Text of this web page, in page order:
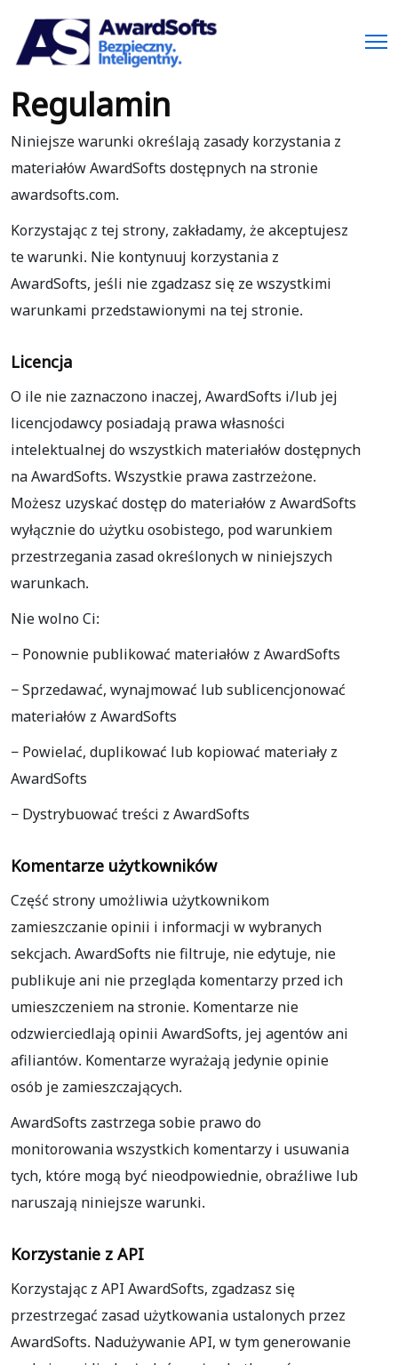
Regulamin
Niniejsze warunki określają zasady korzystania z
materiałów AwardSofts dostępnych na stronie
awardsofts.com.
Korzystając z tej strony, zakładamy, że akceptujesz
te warunki. Nie kontynuuj korzystania z
AwardSofts, jeśli nie zgadzasz się ze wszystkimi
warunkami przedstawionymi na tej stronie.
Licencja
O ile nie zaznaczono inaczej, AwardSofts i/lub jej
licencjodawcy posiadają prawa własności
intelektualnej do wszystkich materiałów dostępnych
na AwardSofts. Wszystkie prawa zastrzeżone.
Możesz uzyskać dostęp do materiałów z AwardSofts
wyłącznie do użytku osobistego, pod warunkiem
przestrzegania zasad określonych w niniejszych
warunkach.
Nie wolno Ci:
− Ponownie publikować materiałów z AwardSofts
− Sprzedawać, wynajmować lub sublicencjonować
materiałów z AwardSofts
− Powielać, duplikować lub kopiować materiały z
AwardSofts
− Dystrybuować treści z AwardSofts
Komentarze użytkowników
Część strony umożliwia użytkownikom
zamieszczanie opinii i informacji w wybranych
sekcjach. AwardSofts nie filtruje, nie edytuje, nie
publikuje ani nie przegląda komentarzy przed ich
umieszczeniem na stronie. Komentarze nie
odzwierciedlają opinii AwardSofts, jej agentów ani
afiliantów. Komentarze wyrażają jedynie opinie
osób je zamieszczających.
AwardSofts zastrzega sobie prawo do
monitorowania wszystkich komentarzy i usuwania
tych, które mogą być nieodpowiednie, obraźliwe lub
naruszają niniejsze warunki.
Korzystanie z API
Korzystając z API AwardSofts, zgadzasz się
przestrzegać zasad użytkowania ustalonych przez
AwardSofts. Nadużywanie API, w tym generowanie